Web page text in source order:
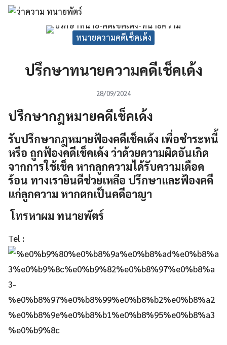
Skip
Search
ทนายความคดีเช็คเด้ง
ปรึกษาทนายความคดีเช็คเด้ง
28/09/2024
ปรึกษากฎหมายคดีเช็คเด้ง
รับปรึกษากฎหมายฟ้องคดีเช็คเด้ง เพื่อชำระหนี้
หรือ ถูกฟ้องคดีเช็คเด้ง ว่าด้วยความผิดอันเกิด
จากการใช้เช็ค หากลูกความได้รับความเดือด
ร้อน ทางเรายินดีช่วยเหลือ ปรึกษาและฟ้องคดี
แก่ลูกความ หากตกเป็นคดีอาญา
โทรหาผม ทนายพัตร์
Tel :